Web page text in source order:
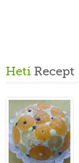
Heti Recept